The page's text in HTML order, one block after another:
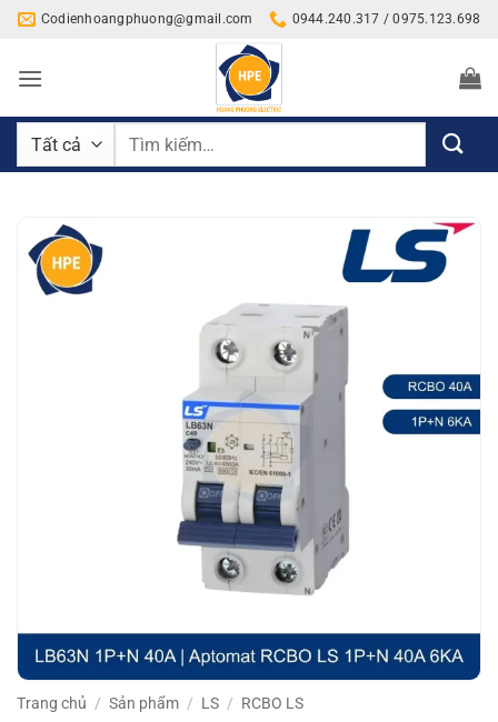
Bỏ
nội
Codienhoangphuong@gmail.com 0944.240.317 / 0975.123.698
Tìm
Trang chủ / Sản phẩm / LS / RCBO LS